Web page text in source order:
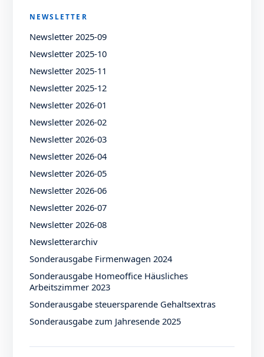
NEWSLETTER
Newsletter 2025-09
Newsletter 2025-10
Newsletter 2025-11
Newsletter 2025-12
Newsletter 2026-01
Newsletter 2026-02
Newsletter 2026-03
Newsletter 2026-04
Newsletter 2026-05
Newsletter 2026-06
Newsletter 2026-07
Newsletter 2026-08
Newsletterarchiv
Sonderausgabe Firmenwagen 2024
Sonderausgabe Homeoffice Häusliches
Arbeitszimmer 2023
Sonderausgabe steuersparende Gehaltsextras
Sonderausgabe zum Jahresende 2025